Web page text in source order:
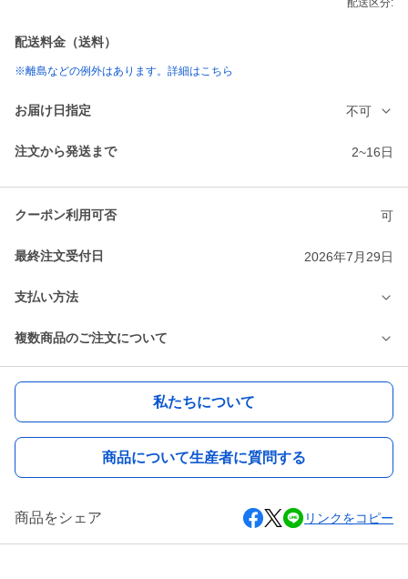
配送区分:
配送料金（送料）
※離島などの例外はあります。詳細はこちら
お届け日指定 不可
注文から発送まで 2~16日
クーポン利用可否 可
最終注文受付日 2026年7月29日
支払い方法
複数商品のご注文について
私たちについて
商品について生産者に質問する
商品をシェア リンクをコピー